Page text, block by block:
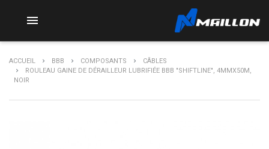

ACCUEIL BBB COMPOSANTS
CÂBLES
ROULEAU GAINE DE DÉRAILLEUR LUBRIFIÉE BBB "SHIFTLINE", 4MMX50M,
NOIR